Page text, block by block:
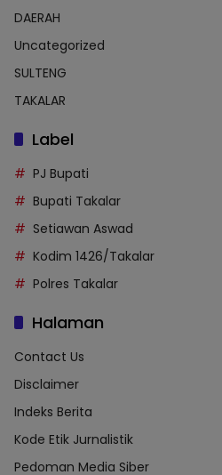
DAERAH
Uncategorized
SULTENG
TAKALAR
Label
PJ Bupati
Bupati Takalar
Setiawan Aswad
Kodim 1426/Takalar
Polres Takalar
Halaman
Contact Us
Disclaimer
Indeks Berita
Kode Etik Jurnalistik
Pedoman Media Siber